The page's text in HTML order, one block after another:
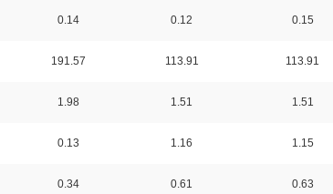
0.14 0.12 0.15
191.57 113.91 113.91
1.98 1.51 1.51
0.13 1.16 1.15
0.34 0.61 0.63